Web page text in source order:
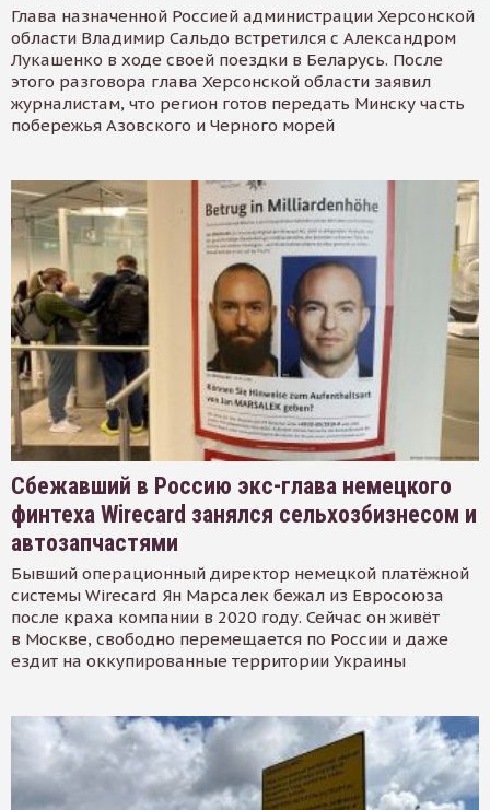
Глава назначенной Россией администрации Херсонской
области Владимир Сальдо встретился с Александром
Лукашенко в ходе своей поездки в Беларусь. После
этого разговора глава Херсонской области заявил
журналистам, что регион готов передать Минску часть
побережья Азовского и Черного морей
Сбежавший в Россию экс-глава немецкого
финтеха Wirecard занялся сельхозбизнесом и
автозапчастями
Бывший операционный директор немецкой платёжной
системы Wirecard Ян Марсалек бежал из Евросоюза
после краха компании в 2020 году. Сейчас он живёт
в Москве, свободно перемещается по России и даже
ездит на оккупированные территории Украины